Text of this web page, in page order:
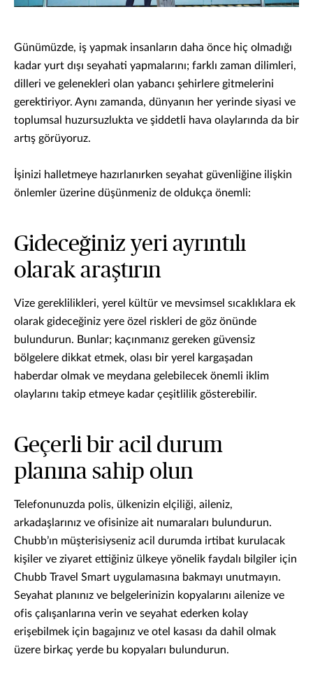
Günümüzde, iş yapmak insanların daha önce hiç olmadığı
kadar yurt dışı seyahati yapmalarını; farklı zaman dilimleri,
dilleri ve gelenekleri olan yabancı şehirlere gitmelerini
gerektiriyor. Aynı zamanda, dünyanın her yerinde siyasi ve
toplumsal huzursuzlukta ve şiddetli hava olaylarında da bir
artış görüyoruz.
İşinizi halletmeye hazırlanırken seyahat güvenliğine ilişkin
önlemler üzerine düşünmeniz de oldukça önemli:
Gideceğiniz yeri ayrıntılı
olarak araştırın
Vize gereklilikleri, yerel kültür ve mevsimsel sıcaklıklara ek
olarak gideceğiniz yere özel riskleri de göz önünde
bulundurun. Bunlar; kaçınmanız gereken güvensiz
bölgelere dikkat etmek, olası bir yerel kargaşadan
haberdar olmak ve meydana gelebilecek önemli iklim
olaylarını takip etmeye kadar çeşitlilik gösterebilir.
Geçerli bir acil durum
planına sahip olun
Telefonunuzda polis, ülkenizin elçiliği, aileniz,
arkadaşlarınız ve ofisinize ait numaraları bulundurun.
Chubb’ın müşterisiyseniz acil durumda irtibat kurulacak
kişiler ve ziyaret ettiğiniz ülkeye yönelik faydalı bilgiler için
Chubb Travel Smart uygulamasına bakmayı unutmayın.
Seyahat planınız ve belgelerinizin kopyalarını ailenize ve
ofis çalışanlarına verin ve seyahat ederken kolay
erişebilmek için bagajınız ve otel kasası da dahil olmak
üzere birkaç yerde bu kopyaları bulundurun.